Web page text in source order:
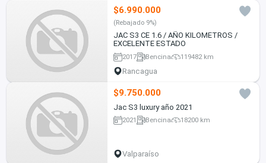
$6.990.000
(Rebajado 9%)
JAC S3 CE 1.6 / AÑO KILOMETROS /
EXCELENTE ESTADO
2017 Bencina 119482 km
Rancagua
$9.750.000
Jac S3 luxury año 2021
2021 Bencina 18200 km
Valparaíso